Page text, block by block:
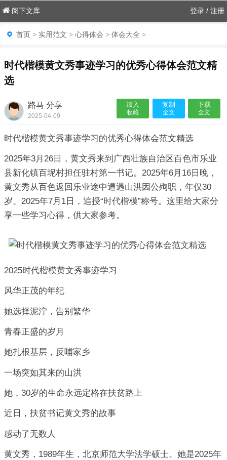
阅下文库 登录 / 注册
首页 > 实用范文 > 心得体会 > 体会大全 >
时代楷模黄文秀事迹学习的优秀心得体会范文精
选
路马 分享
2025-04-09
加入
收藏
复制
全文
下载
全文
时代楷模黄文秀事迹学习的优秀心得体会范文精选
2025年3月26日，黄文秀来到广西壮族自治区百色市乐业
县新化镇百坭村担任驻村第一书记。2025年6月16日晚，
黄文秀从百色返回乐业途中遭遇山洪因公殉职，年仅30
岁。2025年7月1日，追授“时代楷模”称号。这里给大家分
享一些学习心得，供大家参考。
2025时代楷模黄文秀事迹学习
风华正茂的年纪
她选择泥泞，告别繁华
青春正盛的岁月
她扎根基层，反哺家乡
一场突如其来的山洪
她，30岁的生命永远定格在扶贫路上
近日，扶贫书记黄文秀的故事
感动了无数人
黄文秀，1989年生，北京师范大学法学硕士。她是2025年